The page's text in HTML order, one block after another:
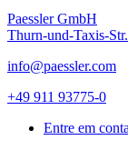
Paessler GmbH
Thurn-und-Taxis-
info@paessler.com
+49 911 93775-0
Entre em